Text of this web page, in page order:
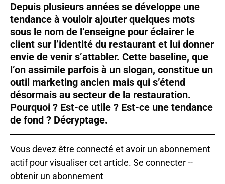
Depuis plusieurs années se développe une
tendance à vouloir ajouter quelques mots
sous le nom de l’enseigne pour éclairer le
client sur l’identité du restaurant et lui donner
envie de venir s’attabler. Cette baseline, que
l’on assimile parfois à un slogan, constitue un
outil marketing ancien mais qui s’étend
désormais au secteur de la restauration.
Pourquoi ? Est-ce utile ? Est-ce une tendance
de fond ? Décryptage.
Vous devez être connecté et avoir un abonnement
actif pour visualiser cet article. Se connecter--
obtenir un abonnement